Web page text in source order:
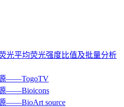
光平均荧光强度比值及批量分析
——TogoTV
——Bioicons
——BioArt source